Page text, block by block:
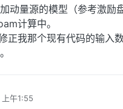
动量源的模型（参考激励
计算中。
我那个现有代码的输入数
午1:55